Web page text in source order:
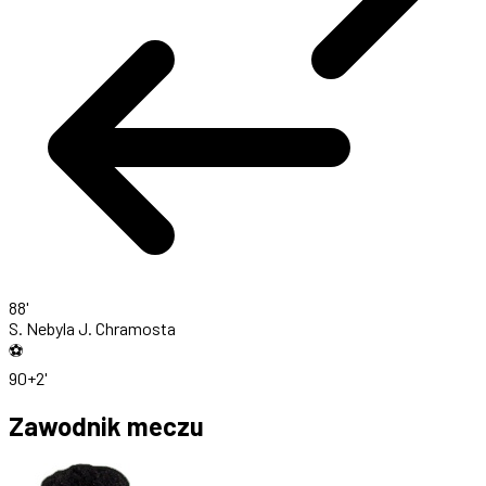
88'
S. Nebyla J. Chramosta
⚽
90+2'
Zawodnik meczu